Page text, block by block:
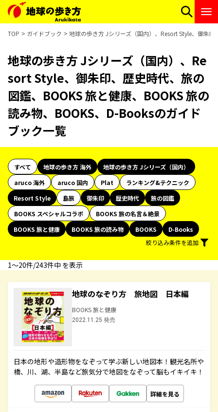
TOP ガイドブック 地球の歩き方 Jシリーズ（国内）、Resort Style、御朱
地球の歩き方 Jシリーズ（国内）、Re
sort Style、御朱印、歴史時代、旅の
図鑑、BOOKS 旅と健康、BOOKS 旅の
読み物、BOOKS、D-Booksのガイド
ブック一覧
すべて 地球の歩き方 海外
地球の歩き方 Jシリーズ（国内）
aruco 海外
aruco 国内 Plat
ランキング&テクニック
Resort Style
島旅 御朱印 歴史時代
旅の図鑑
BOOKS スペシャルコラボ
BOOKS 旅の名言＆絶景
BOOKS 旅と健康
BOOKS 旅の読み物 BOOKS
D-Books
絞り込み条件を追加
1〜20件/243件中 を表示
地球のなぞり方 旅地図 日本編
BOOKS 旅と健康
2022.11.25 発売
日本の地形や造形物をなぞって学ぶ新しい地図本！観光名所や
橋、川、湖、半島など旅気分で地図をなぞって脳もイキイキ！
詳細を見る